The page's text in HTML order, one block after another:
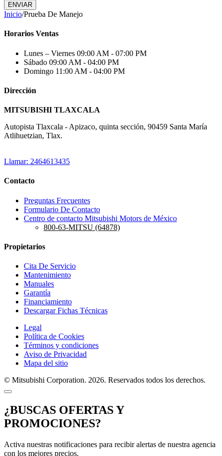
ENVIAR
Inicio/Prueba De Manejo
Horarios Ventas
Lunes – Viernes 09:00 AM - 07:00 PM
Sábado 09:00 AM - 04:00 PM
Domingo 11:00 AM - 04:00 PM
Dirección
MITSUBISHI TLAXCALA
Autopista Tlaxcala - Apizaco, quinta sección, 90459 Santa María
Atlihuetzian, Tlax.
Llamar: 2464613435
Contacto
Preguntas Frecuentes
Formulario De Contacto
Centro de contacto Mitsubishi Motors de México
800-63-MITSU (64878)
Propietarios
Cita De Servicio
Mantenimiento
Manuales
Garantía
Financiamiento
Descargar Fichas Técnicas
Legal
Política de Cookies
Términos y condiciones
Aviso de Privacidad
Mapa del sitio
© Mitsubishi Corporation. 2026. Reservados todos los derechos.
¿BUSCAS OFERTAS Y
PROMOCIONES?
Activa nuestras notificaciones para recibir alertas de nuestra agencia
con los mejores precios.